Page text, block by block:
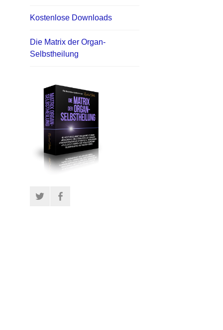
Kostenlose Downloads
Die Matrix der Organ-
Selbstheilung
Twitter